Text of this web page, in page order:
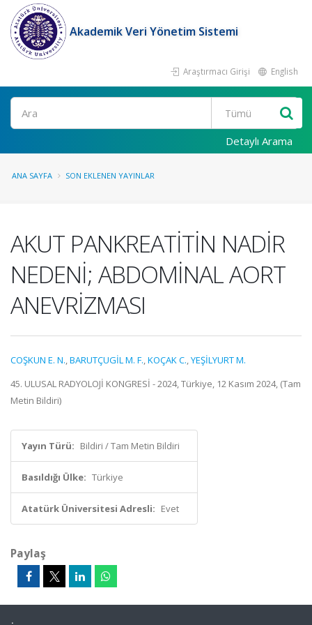
Akademik Veri Yönetim Sistemi
Araştırmacı Girişi English
Ara
Detaylı Arama
ANA SAYFA SON EKLENEN YAYINLAR
AKUT PANKREATİTİN NADİR
NEDENİ; ABDOMİNAL AORT
ANEVRİZMASI
COŞKUN E. N.,BARUTÇUGİL M. F.,KOÇAK C.,YEŞİLYURT M.
45. ULUSAL RADYOLOJİ KONGRESİ - 2024, Türkiye, 12 Kasım 2024, (Tam
Metin Bildiri)
Yayın Türü: Bildiri / Tam Metin Bildiri
Basıldığı Ülke: Türkiye
Atatürk Üniversitesi Adresli: Evet
Paylaş